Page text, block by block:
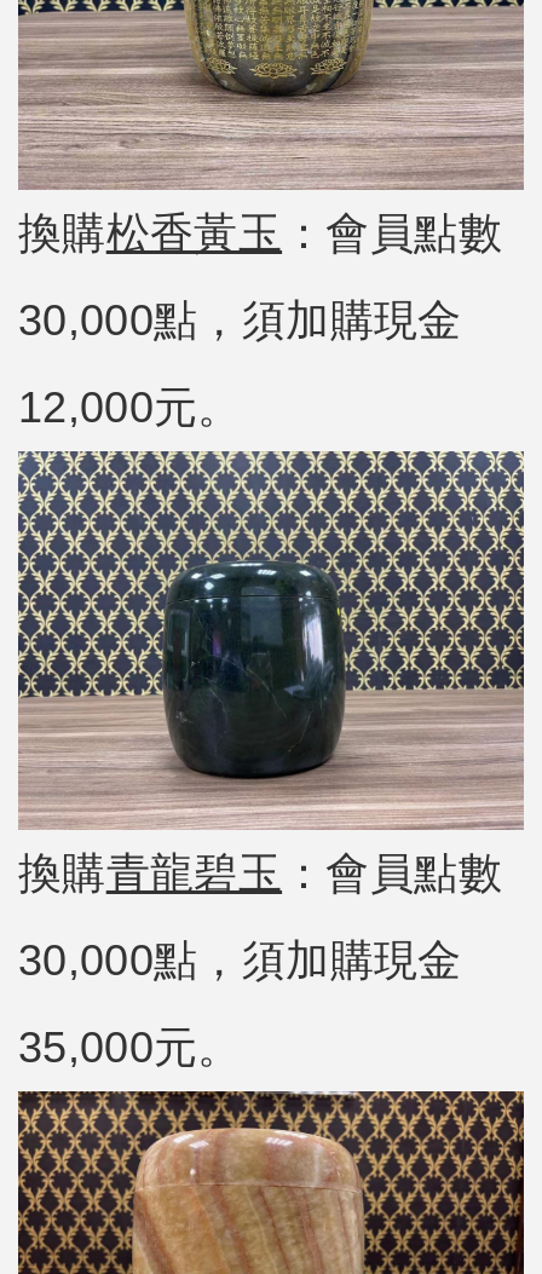
換購松香黃玉 ：會員點數
30,000點，須加購現金
12,000元。
換購青龍碧玉 ：會員點數
30,000點，須加購現金
35,000元。